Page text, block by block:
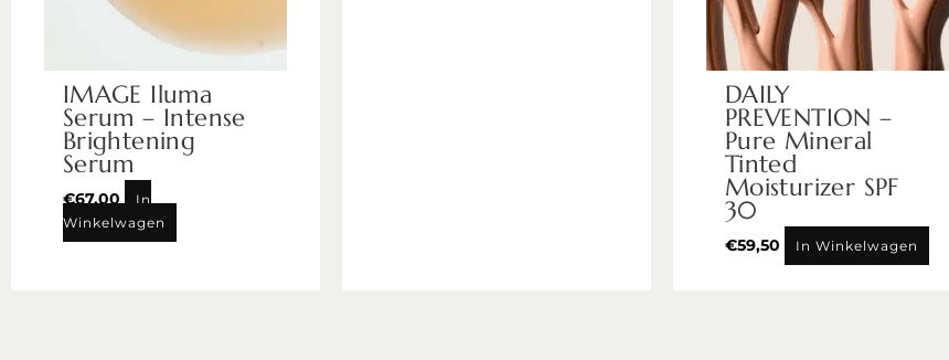
IMAGE Iluma
Serum – Intense
Brightening
Serum
€67,00
In
Winkelwagen
DAILY
PREVENTION –
Pure Mineral
Tinted
Moisturizer SPF
30
€59,50 In Winkelwagen